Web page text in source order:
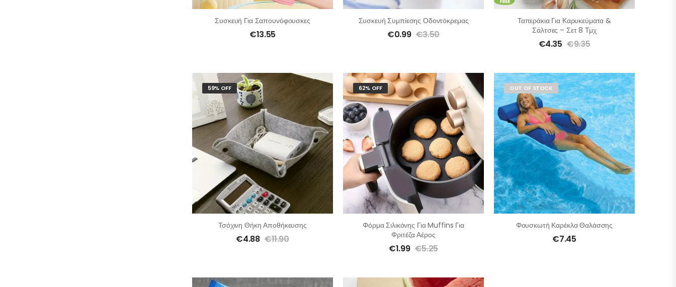
Συσκευή Για Σαπουνόφουσκες
€13.55
Συσκευή Συμπίεσης Οδοντόκρεμας
€0.99 €3.50
Ταπεράκια Για Καρυκεύματα &
Σάλτσες – Σετ 8 Τμχ
€4.35 €9.35
59% OFF
Τσόχινη Θήκη Αποθήκευσης
€4.88 €11.90
62% OFF
Φόρμα Σιλικόνης Για Muffins Για
Φριτέζα Αέρος
€1.99 €5.25
OUT OF STOCK
Φουσκωτή Καρέκλα Θαλάσσης
€7.45